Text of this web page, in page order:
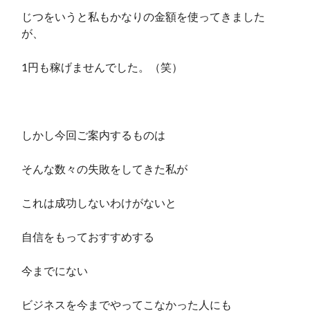
じつをいうと私もかなりの金額を使ってきました
が、
1円も稼げませんでした。（笑）
しかし今回ご案内するものは
そんな数々の失敗をしてきた私が
これは成功しないわけがないと
自信をもっておすすめする
今までにない
ビジネスを今までやってこなかった人にも